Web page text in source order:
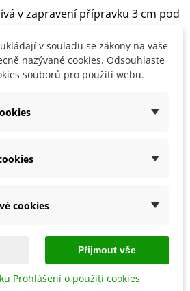
v zapravení přípravku 3 cm pod
předávkovat.
jsou uvedeny na obale.
v souladu se zákony na vaše
nazývané cookies. Odsouhlaste
souborů pro použití webu.
cookies
Přijmout vše
Prohlášení o použití cookies